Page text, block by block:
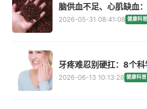
脑供血不足、心肌缺血
2026-05-31 08:41:08 健康科普
牙疼难忍别硬扛：8个
2026-06-13 10:13:28 健康科普